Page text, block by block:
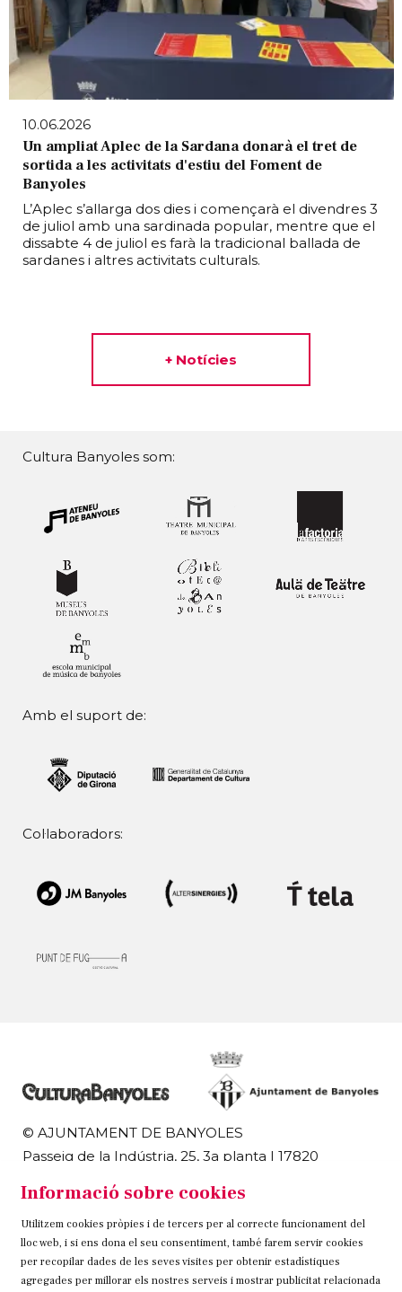
10.06.2026
Un ampliat Aplec de la Sardana donarà el tret de
sortida a les activitats d'estiu del Foment de
Banyoles
L’Aplec s’allarga dos dies i començarà el divendres 3
de juliol amb una sardinada popular, mentre que el
dissabte 4 de juliol es farà la tradicional ballada de
sardanes i altres activitats culturals.
+ Notícies
Cultura Banyoles som:
Amb el suport de:
Col·laboradors:
© AJUNTAMENT DE BANYOLES
Passeig de la Indústria, 25, 3a planta | 17820
972 58 18 48 | 972 57 00 50
Sitemap Avís Legal Ús de Cookies Contacteu
Link a instagram
Link a twitter
Link a facebook
Informació sobre cookies
Utilitzem cookies pròpies i de tercers per al correcte funcionament del
lloc web, i si ens dona el seu consentiment, també farem servir cookies
per recopilar dades de les seves visites per obtenir estadístiques
agregades per millorar els nostres serveis i mostrar publicitat relacionada